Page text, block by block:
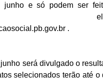
do Seridó-PB - Gestão
de kits de EPIs para os
projeto Nacional da
Vanderlei Cordeiro de
e só podem ser
.
será divulgado o
selecionados terão até o